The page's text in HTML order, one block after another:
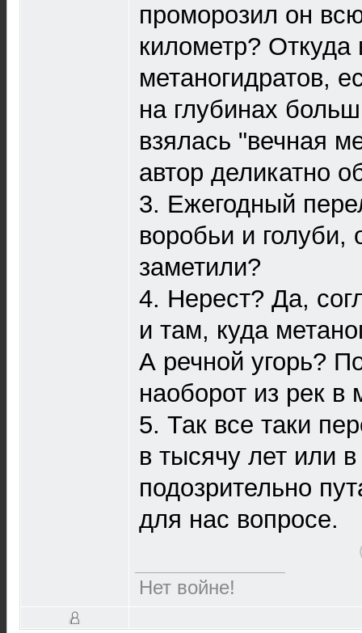
проморозил он
километр? Откуда
метаногидратов,
на глубинах
взялась "вечная
автор деликатно
3. Ежегодный
воробьи и голуби,
заметили?
4. Нерест? Да,
и там, куда
А речной угорь?
наоборот из рек в
5. Так все таки
в тысячу лет или
подозрительно
для нас вопросе.
Нет войне!